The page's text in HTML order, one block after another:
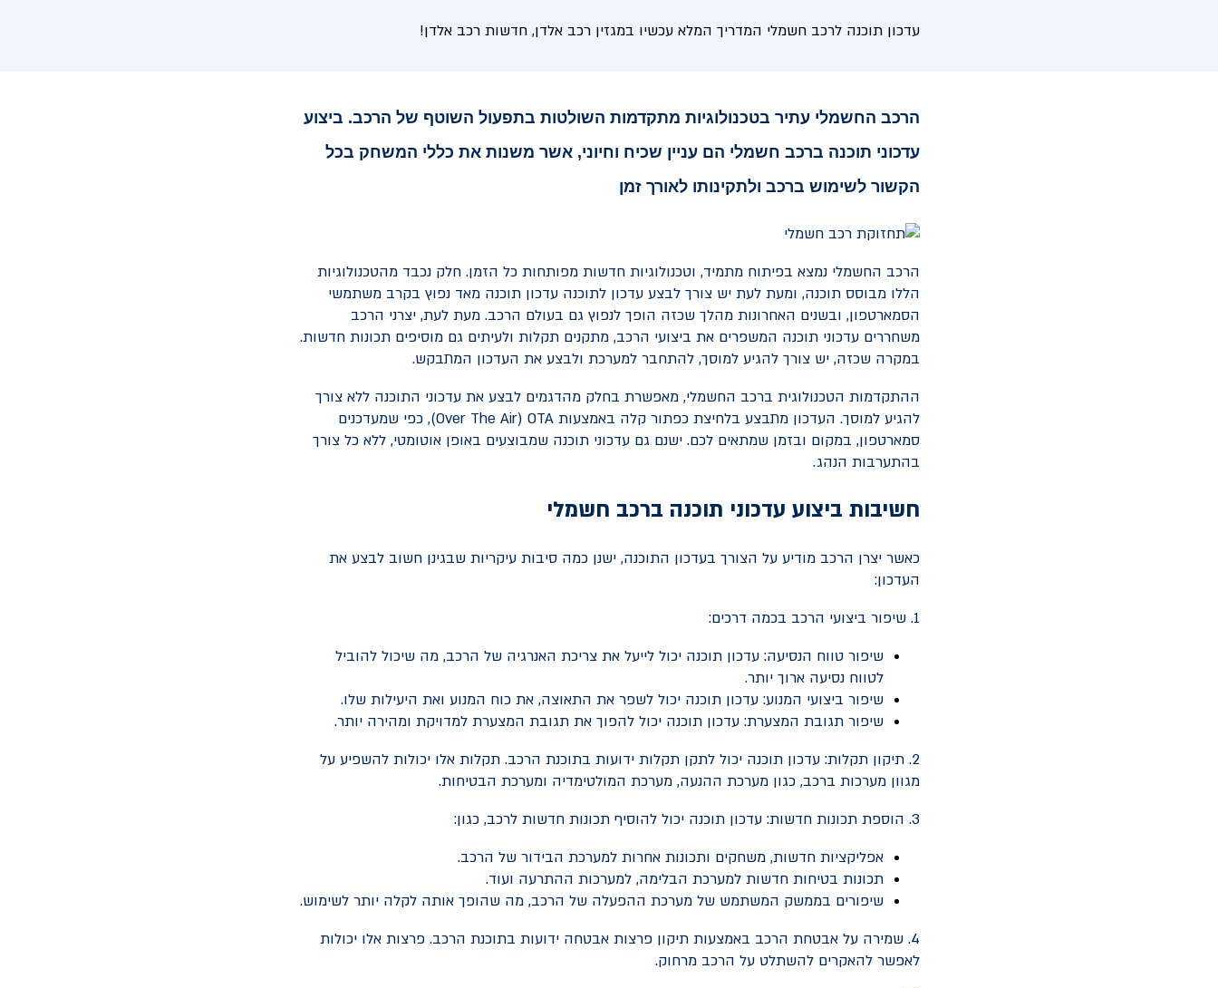
עדכון תוכנה לרכב חשמלי המדריך המלא עכשיו במגזין רכב אלדן, חדשות רכב אלדן!
הרכב החשמלי עתיר בטכנולוגיות מתקדמות השולטות בתפעול השוטף של הרכב. ביצוע
עדכוני תוכנה ברכב חשמלי הם עניין שכיח וחיוני, אשר משנות את כללי המשחק בכל
הקשור לשימוש ברכב ולתקינותו לאורך זמן
הרכב החשמלי נמצא בפיתוח מתמיד, וטכנולוגיות חדשות מפותחות כל הזמן. חלק נכבד מהטכנולוגיות
הללו מבוסס תוכנה, ומעת לעת יש צורך לבצע עדכון לתוכנה עדכון תוכנה מאד נפוץ בקרב משתמשי
הסמארטפון, ובשנים האחרונות מהלך שכזה הופך לנפוץ גם בעולם הרכב. מעת לעת, יצרני הרכב
משחררים עדכוני תוכנה המשפרים את ביצועי הרכב, מתקנים תקלות ולעיתים גם מוסיפים תכונות חדשות.
במקרה שכזה, יש צורך להגיע למוסך, להתחבר למערכת ולבצע את העדכון המתבקש.
ההתקדמות הטכנולוגית ברכב החשמלי, מאפשרת בחלק מהדגמים לבצע את עדכוני התוכנה ללא צורך
להגיע למוסך. העדכון מתבצע בלחיצת כפתור קלה באמצעות OTA
(
Over The Air), כפי שמעדכנים
סמארטפון, במקום ובזמן שמתאים לכם. ישנם גם עדכוני תוכנה שמבוצעים באופן אוטומטי, ללא כל צורך
בהתערבות הנהג.
חשיבות ביצוע עדכוני תוכנה ברכב חשמלי
כאשר יצרן הרכב מודיע על הצורך בעדכון התוכנה, ישנן כמה סיבות עיקריות שבגינן חשוב לבצע את
העדכון:
1. שיפור ביצועי הרכב בכמה דרכים:
שיפור טווח הנסיעה: עדכון תוכנה יכול לייעל את צריכת האנרגיה של הרכב, מה שיכול להוביל
לטווח נסיעה ארוך יותר.
שיפור ביצועי המנוע: עדכון תוכנה יכול לשפר את התאוצה, את כוח המנוע ואת היעילות שלו.
שיפור תגובת המצערת: עדכון תוכנה יכול להפוך את תגובת המצערת למדויקת ומהירה יותר.
2. תיקון תקלות: עדכון תוכנה יכול לתקן תקלות ידועות בתוכנת הרכב. תקלות אלו יכולות להשפיע על
מגוון מערכות ברכב, כגון מערכת ההנעה, מערכת המולטימדיה ומערכת הבטיחות.
3. הוספת תכונות חדשות: עדכון תוכנה יכול להוסיף תכונות חדשות לרכב, כגון:
אפליקציות חדשות, משחקים ותכונות אחרות למערכת הבידור של הרכב.
תכונות בטיחות חדשות למערכת הבלימה, למערכות ההתרעה ועוד.
שיפורים בממשק המשתמש של מערכת ההפעלה של הרכב, מה שהופך אותה לקלה יותר לשימוש.
4. שמירה על אבטחת הרכב באמצעות תיקון פרצות אבטחה ידועות בתוכנת הרכב. פרצות אלו יכולות
לאפשר להאקרים להשתלט על הרכב מרחוק.